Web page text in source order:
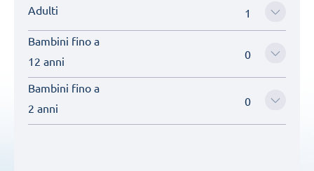
Adulti
Bambini fino a
12 anni
Bambini fino a
2 anni